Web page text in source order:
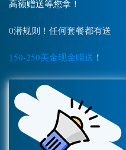
高额赠送等您拿！
0潜规则！任何套餐都有送
150-250美金现金赠送 ！